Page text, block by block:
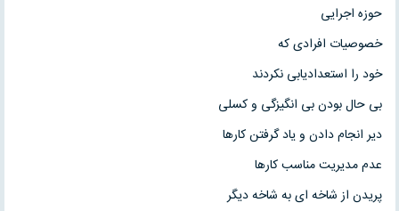
حوزه اجرایی
خصوصیات افرادی که
خود را استعدادیابی نکردند
بی حال بودن بی انگیزگی و کسلی
دیر انجام دادن و یاد گرفتن کارها
عدم مدیریت مناسب کارها
پریدن از شاخه ای به شاخه دیگر